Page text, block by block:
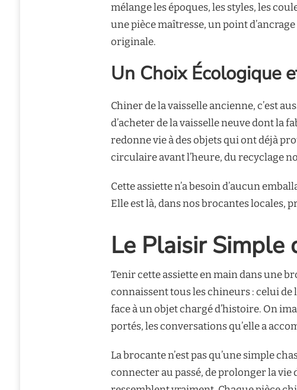
mélange les époques, les styles, les
une pièce maîtresse, un point
originale.
Un Choix Écologique
Chiner de la vaisselle ancienne, c’est
d’acheter de la vaisselle neuve dont la
redonne vie à des objets qui ont déjà
circulaire avant l’heure, du recyclage
Cette assiette n’a besoin d’aucun
Elle est là, dans nos brocantes locales,
Le Plaisir Simple
Tenir cette assiette en main dans une
connaissent tous les chineurs : celui de
face à un objet chargé d’histoire. On
portés, les conversations qu’elle a
La brocante n’est pas qu’une simple
connecter au passé, de prolonger la